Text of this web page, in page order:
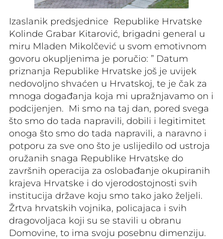
Izaslanik predsjednice Republike Hrvatske
Kolinde Grabar Kitarović, brigadni general u
miru Mladen Mikolčević u svom emotivnom
govoru okupljenima je poručio: ” Datum
priznanja Republike Hrvatske još je uvijek
nedovoljno shvaćen u Hrvatskoj, te je čak za
mnoga događanja koja mi upražnjavamo on i
podcijenjen. Mi smo na taj dan, pored svega
što smo do tada napravili, dobili i legitimitet
onoga što smo do tada napravili, a naravno i
potporu za sve ono što je uslijedilo od ustroja
oružanih snaga Republike Hrvatske do
završnih operacija za oslobađanje okupiranih
krajeva Hrvatske i do vjerodostojnosti svih
institucija države koju smo tako jako željeli.
Žrtva hrvatskih vojnika, policajaca i svih
dragovoljaca koji su se stavili u obranu
Domovine, to ima svoju posebnu dimenziju.